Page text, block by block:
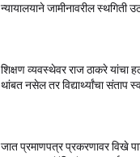
न्यायालयाने जामीनावरील स्थगिती
शिक्षण व्यवस्थेवर राज ठाकरे यांचा
थांबत नसेल तर विद्यार्थ्यांचा संताप
जात प्रमाणपत्र प्रकरणावर विखे